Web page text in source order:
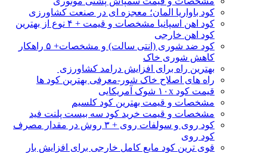
کود باواریا المان؛ معجزه ای در صنعت کشاورزی
کود اهن اسپانیا مشخصات و قیمت + ۴ نوع از بهترین
کود اهن خارجی
کود ضد شوری (انتی سالت) و مشخصات+ ۵ راهکار
کاهش شوری خاک
بهترین راه برای افزایش درامد کشاورزی
راه های اصلاح خاک شور-معرفی بهترین کود ها
قیمت کود ۱۰x شوک آمریکایی
مشخصات و قیمت بهترین کود کلسیم
مشخصات و قیمت خرید کود سه بیست پلنت فید
کود روی و سولفات روی + ۳ روش در مقدار مصرف
کود روی
قوی ترین کود مایع کامل خارجی برای افزایش بار